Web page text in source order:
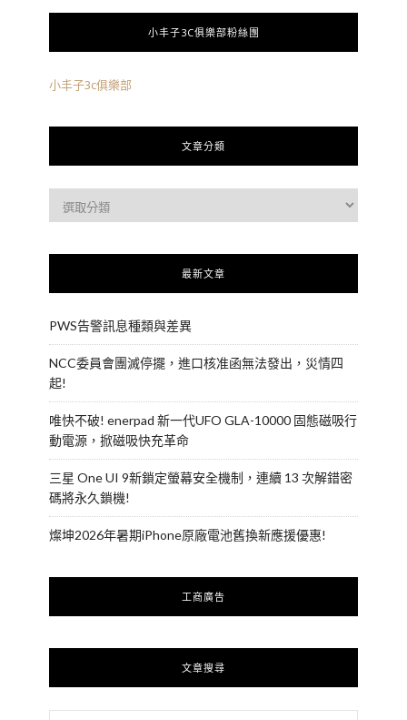
小丰子3C俱樂部粉絲團
小丰子3c俱樂部
文章分類
最新文章
PWS告警訊息種類與差異
NCC委員會團滅停擺，進口核准函無法發出，災情四
起!
唯快不破! enerpad 新一代UFO GLA-10000 固態磁吸行
動電源，掀磁吸快充革命
三星 One UI 9新鎖定螢幕安全機制，連續 13 次解錯密
碼將永久鎖機!
燦坤2026年暑期iPhone原廠電池舊換新應援優惠!
工商廣告
文章搜尋